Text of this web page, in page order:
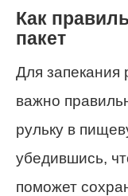
Как
пакет
Для запекания
важно
рульку в
убедившись,
поможет